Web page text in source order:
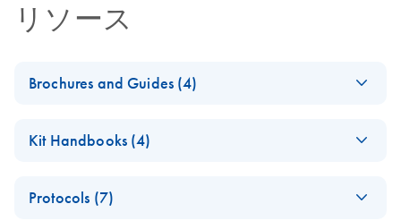
リソース
Brochures and Guides (4)
DNA and proteins
QIAwave Kit –
interactive product
Download
Kit Handbooks (4)
DNA/RNA
Protocols (7)